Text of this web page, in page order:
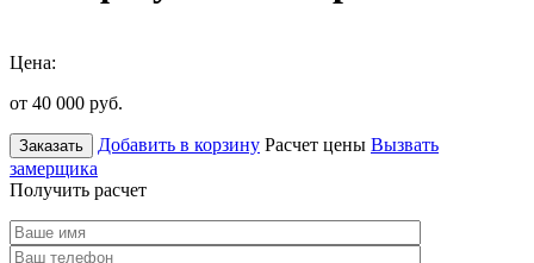
Цена:
от 40 000 руб.
Заказать Добавить в корзину Расчет цены Вызвать
замерщика
Получить расчет